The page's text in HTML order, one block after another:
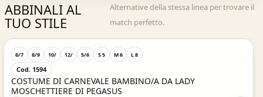
ABBINALI AL
TUO STILE
Alternative della stessa linea per trovare il
match perfetto.
Acquisto Veloce
6/7 8/9 10/ 12/ 5/6 S 5 M 6 L 8
Cod. 1594
COSTUME DI CARNEVALE BAMBINO/A DA LADY
MOSCHETTIERE DI PEGASUS